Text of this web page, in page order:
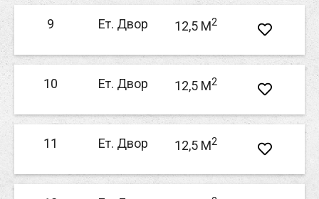
9 Ет. Двор 12,5 M2
10 Ет. Двор 12,5 M2
11 Ет. Двор 12,5 M2